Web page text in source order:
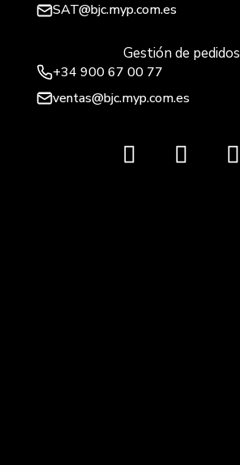
SAT@bjc.myp.com.es
Gestión de pedidos
+34 900 67 00 77
ventas@bjc.myp.com.es